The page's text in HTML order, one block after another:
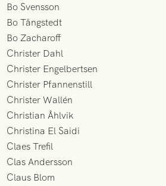
Bo Svensson
Bo Tångstedt
Bo Zacharoff
Christer Dahl
Christer Engelbertsen
Christer Pfannenstill
Christer Wallén
Christian Åhlvik
Christina El Saidi
Claes Trefil
Clas Andersson
Claus Blom